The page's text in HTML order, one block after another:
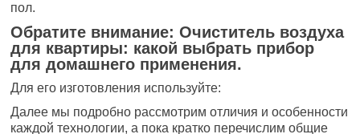
пол.
Обратите внимание: Очиститель воздуха
для квартиры: какой выбрать прибор
для домашнего применения.
Для его изготовления используйте:
Далее мы подробно рассмотрим отличия и особенности
каждой технологии, а пока кратко перечислим общие